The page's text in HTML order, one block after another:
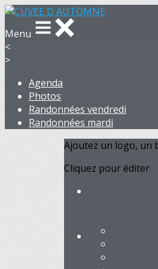
Menu
<
>
Agenda
Photos
Randonnées vendredi
Randonnées mardi
Ajoutez un logo, un
Cliquez pour éditer